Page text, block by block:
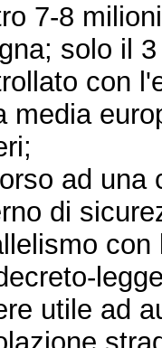
7-8
solo il
con
media
ad una
di
utile ad